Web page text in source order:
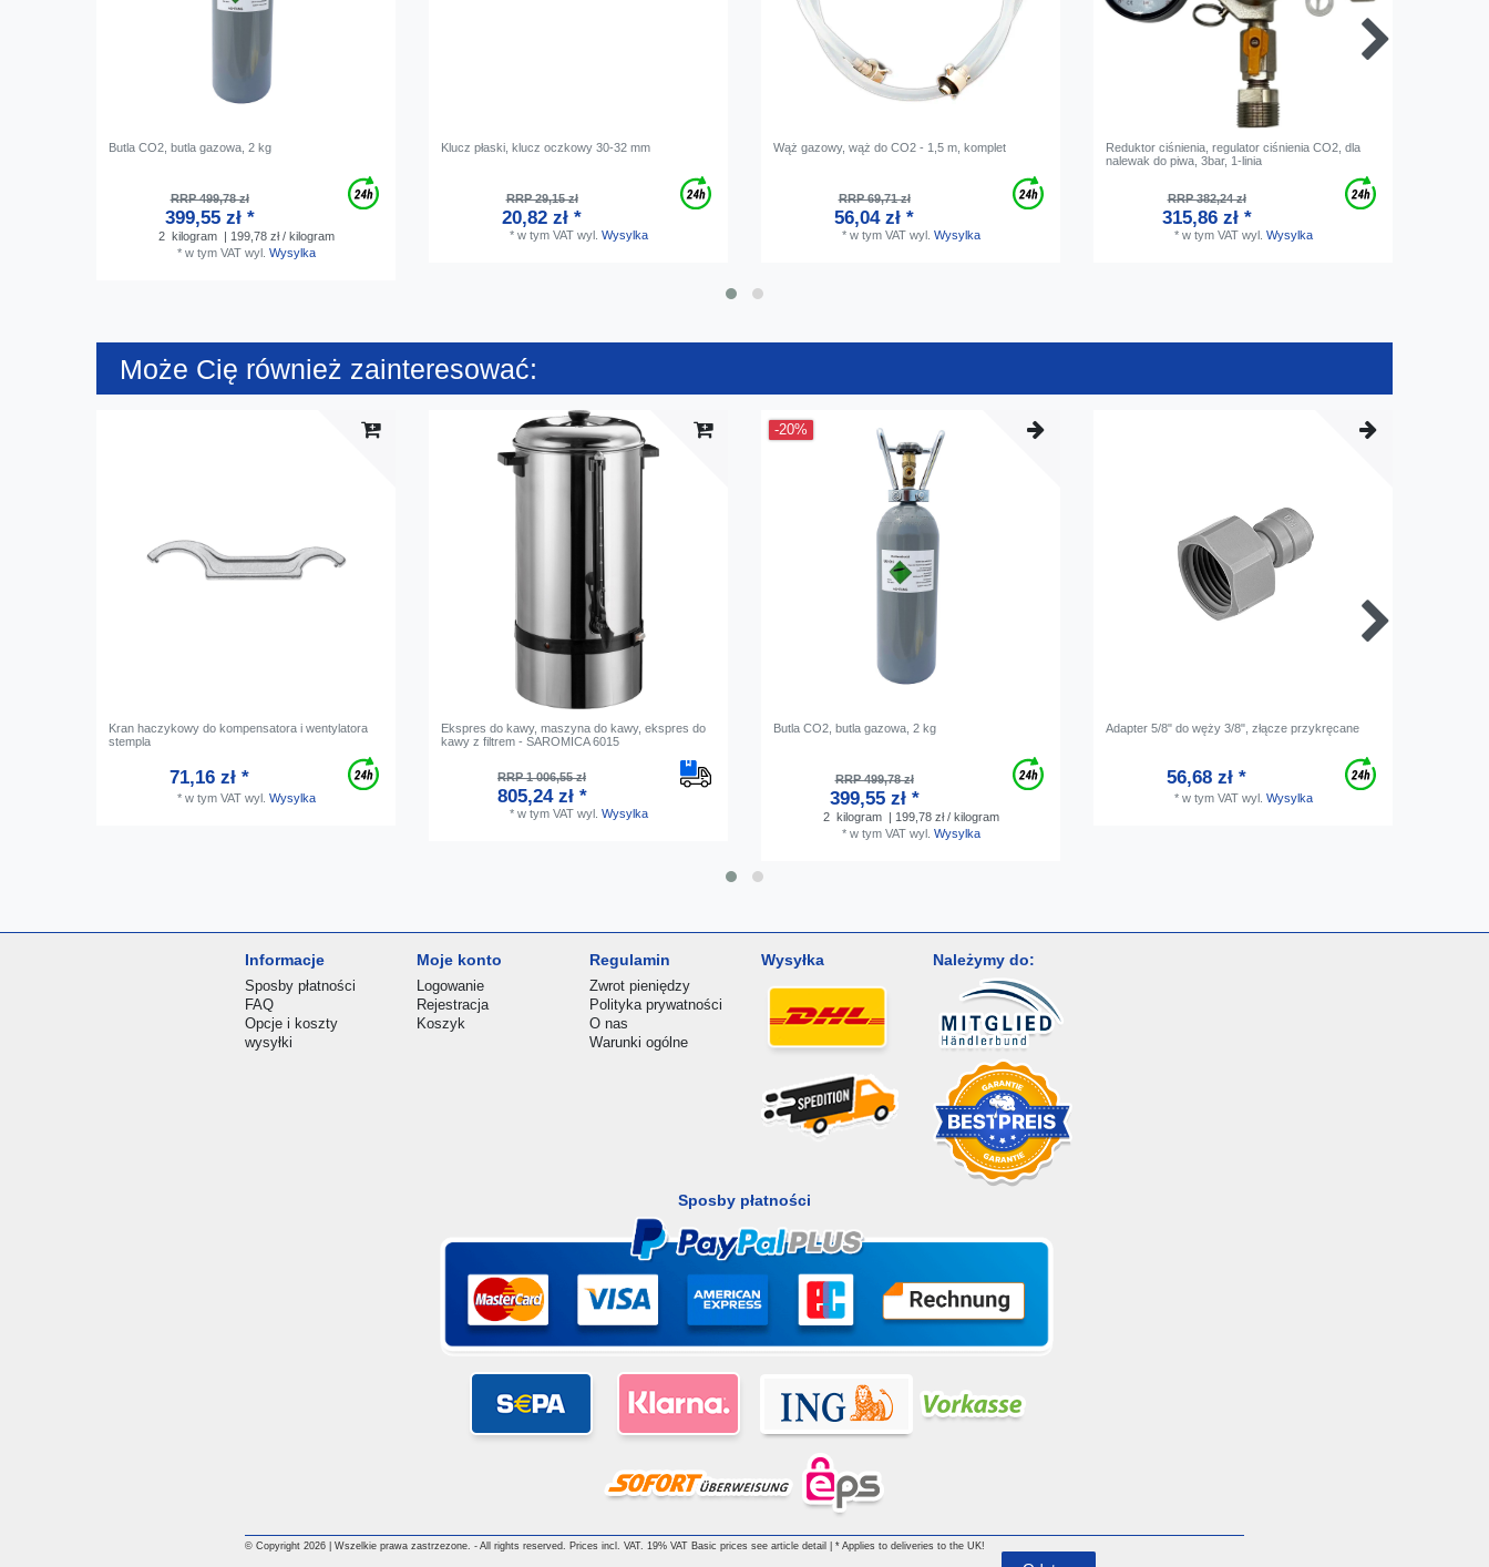
Butla CO2, butla gazowa, 2 kg
RRP 499,78 zł
399,55 zł *
2 kilogram
| 199,78 zł / kilogram
* w tym VATwyl. Wysylka
Klucz płaski, klucz oczkowy 30-32 mm
RRP 29,15 zł
20,82 zł *
* w tym VATwyl. Wysylka
Wąż gazowy, wąż do CO2 - 1,5 m, komplet
RRP 69,71 zł
56,04 zł *
* w tym VATwyl. Wysylka
Reduktor ciśnienia, regulator ciśnienia CO2, dla
nalewak do piwa, 3bar, 1-linia
RRP 382,24 zł
315,86 zł *
* w tym VATwyl. Wysylka
Może Cię również zainteresować:
Kran haczykowy do kompensatora i wentylatora
stempla
71,16 zł *
* w tym VATwyl. Wysylka
Ekspres do kawy, maszyna do kawy, ekspres do
kawy z filtrem - SAROMICA 6015
RRP 1 006,55 zł
805,24 zł *
* w tym VATwyl. Wysylka
-20%
Butla CO2, butla gazowa, 2 kg
RRP 499,78 zł
399,55 zł *
2 kilogram
| 199,78 zł / kilogram
* w tym VATwyl. Wysylka
Adapter 5/8" do węży 3/8", złącze przykręcane
56,68 zł *
* w tym VATwyl. Wysylka
Informacje
Sposby płatności
FAQ
Opcje i koszty
wysyłki
Moje konto
Logowanie
Rejestracja
Koszyk
Regulamin
Zwrot pieniędzy
Polityka prywatności
O nas
Warunki ogólne
Wysyłka Należymy do:
Sposby płatności
© Copyright 2026 | Wszelkie prawa zastrzezone. - All rights reserved. Prices incl. VAT. 19% VAT Basic prices see article detail | * Applies to deliveries to the UK!